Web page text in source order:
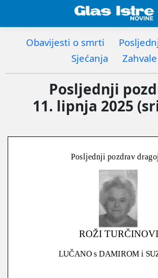
Obavijesti o smrti
Sjećanja
Zahvale
Posljednji
11. lipnja 2025
Posljednji pozdrav
ROŽI
LUČANO s DAMIROM i